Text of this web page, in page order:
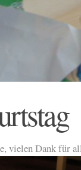
vielen Dank für